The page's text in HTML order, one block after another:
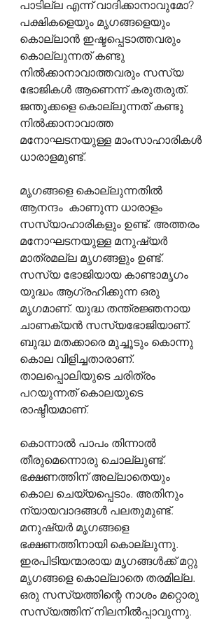
പാടില്ല എന്ന് വാദിക്കാനാവുമോ?
പക്ഷികളെയും മൃഗങ്ങളെയും
കൊല്ലാൻ ഇഷ്ടപ്പെടാത്തവരും
കൊല്ലുന്നത് കണ്ടു
നിൽക്കാനാവാത്തവരും സസ്യ
ഭോജികൾ ആണെന്ന് കരുതരുത്.
ജന്തുക്കളെ കൊല്ലുന്നത് കണ്ടു
നിൽക്കാനാവാത്ത
മനോഘടനയുള്ള മാംസാഹാരികൾ
ധാരാളമുണ്ട്.
മൃഗങ്ങളെ കൊല്ലുന്നതിൽ
ആനന്ദം  കാണുന്ന ധാരാളം
സസ്യാഹാരികളും ഉണ്ട്. അത്തരം
മനോഘടനയുള്ള മനുഷ്യർ
മാത്രമല്ല മൃഗങ്ങളും ഉണ്ട്.
സസ്യ ഭോജിയായ കാണ്ടാമൃഗം
യുദ്ധം ആഗ്രഹിക്കുന്ന ഒരു
മൃഗമാണ്. യുദ്ധ തന്ത്രജ്ഞനായ
ചാണക്യൻ സസ്യഭോജിയാണ്.
ബുദ്ധ മതക്കാരെ മുച്ചൂടും കൊന്നു
കൊല വിളിച്ചതാരാണ്.
താലപ്പൊലിയുടെ ചരിത്രം
പറയുന്നത് കൊലയുടെ
രാഷ്ടീയമാണ്.
കൊന്നാൽ പാപം തിന്നാൽ
തീരുമെന്നൊരു ചൊല്ലുണ്ട്.
ഭക്ഷണത്തിന് അല്ലാതെയും
കൊല ചെയ്യപ്പെടാം. അതിനും
ന്യായവാദങ്ങൾ പലതുമുണ്ട്.
മനുഷ്യർ മൃഗങ്ങളെ
ഭക്ഷണത്തിനായി കൊല്ലുന്നു.
ഇരപിടിയന്മാരായ മൃഗങ്ങൾക്ക് മറ്റു
മൃഗങ്ങളെ കൊല്ലാതെ തരമില്ല.
ഒരു സസ്യത്തിന്റെ നാശം മറ്റൊരു
സസ്യത്തിന് നിലനിൽപ്പാവുന്നു.